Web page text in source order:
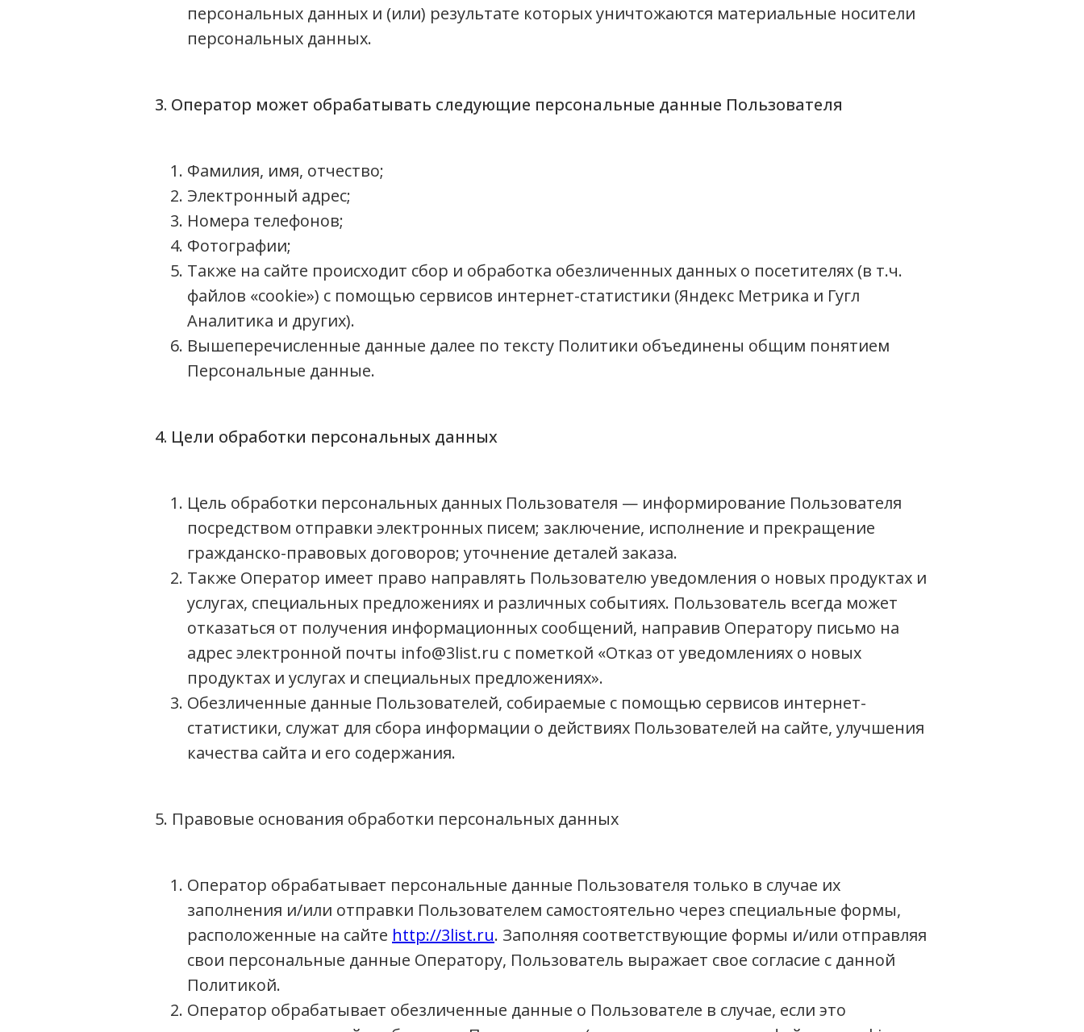
персональных данных и (или) результате которых уничтожаются материальные носители
персональных данных.
3. Оператор может обрабатывать следующие персональные данные Пользователя
Фамилия, имя, отчество;
Электронный адрес;
Номера телефонов;
Фотографии;
Также на сайте происходит сбор и обработка обезличенных данных о посетителях (в т.ч.
файлов «cookie») с помощью сервисов интернет-статистики (Яндекс Метрика и Гугл
Аналитика и других).
Вышеперечисленные данные далее по тексту Политики объединены общим понятием
Персональные данные.
4. Цели обработки персональных данных
Цель обработки персональных данных Пользователя — информирование Пользователя
посредством отправки электронных писем; заключение, исполнение и прекращение
гражданско-правовых договоров; уточнение деталей заказа.
Также Оператор имеет право направлять Пользователю уведомления о новых продуктах и
услугах, специальных предложениях и различных событиях. Пользователь всегда может
отказаться от получения информационных сообщений, направив Оператору письмо на
адрес электронной почты info@3list.ru с пометкой «Отказ от уведомлениях о новых
продуктах и услугах и специальных предложениях».
Обезличенные данные Пользователей, собираемые с помощью сервисов интернет-
статистики, служат для сбора информации о действиях Пользователей на сайте, улучшения
качества сайта и его содержания.
5. Правовые основания обработки персональных данных
Оператор обрабатывает персональные данные Пользователя только в случае их
заполнения и/или отправки Пользователем самостоятельно через специальные формы,
расположенные на сайте http://3list.ru. Заполняя соответствующие формы и/или отправляя
свои персональные данные Оператору, Пользователь выражает свое согласие с данной
Политикой.
Оператор обрабатывает обезличенные данные о Пользователе в случае, если это